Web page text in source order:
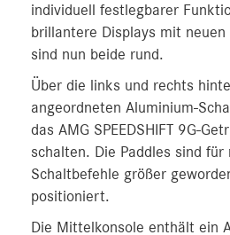
individuell festlegbarer
brillantere Displays mit neuen
sind nun beide rund.
Über die links und rechts
angeordneten Aluminium-
das AMG SPEEDSHIFT 9G-
schalten. Die Paddles sind für
Schaltbefehle größer
positioniert.
Die Mittelkonsole enthält ein